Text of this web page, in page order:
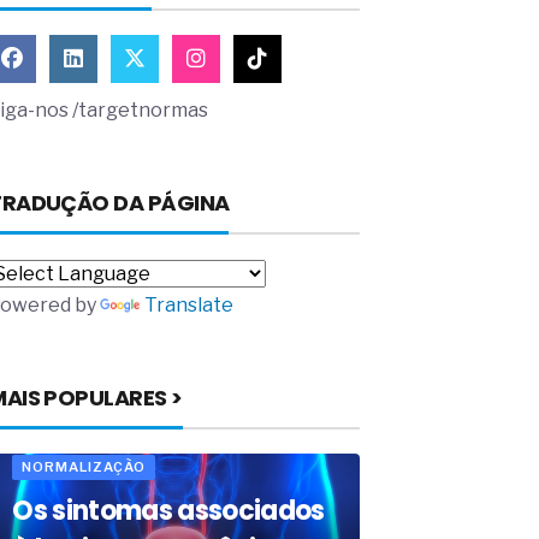
nos /targetnormas
DA PÁGINA
by Translate
POPULARES >
NORMALIZAÇÃO
Os sintomas associados